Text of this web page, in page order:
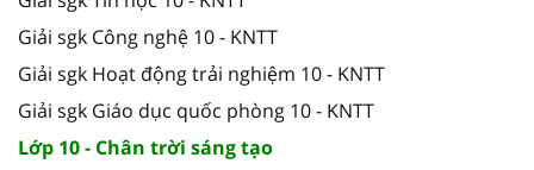
Giải sgk Công nghệ 10 - KNTT
Giải sgk Hoạt động trải nghiệm 10 - KNTT
Giải sgk Giáo dục quốc phòng 10 - KNTT
Lớp 10 - Chân trời sáng tạo